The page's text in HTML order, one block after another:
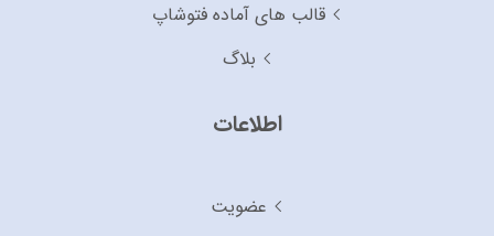
قالب های آماده فتوشاپ
بلاگ
اطلاعات
عضویت